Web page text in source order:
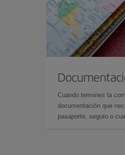
Cuando termines la
documentación que
pasaporte, seguro o